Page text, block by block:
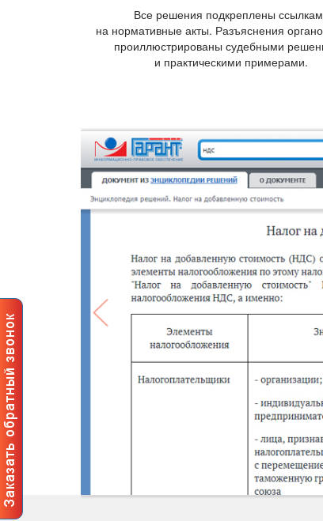
се решения подкреплены
на нормативные акты. Разъяснения
проиллюстрированы судебными
и практическими примерами.